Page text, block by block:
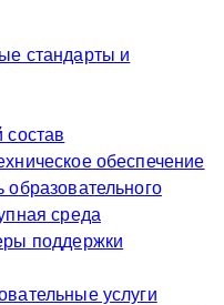
стандарты и
состав
обеспечение
образовательного
среда
поддержки
услуги